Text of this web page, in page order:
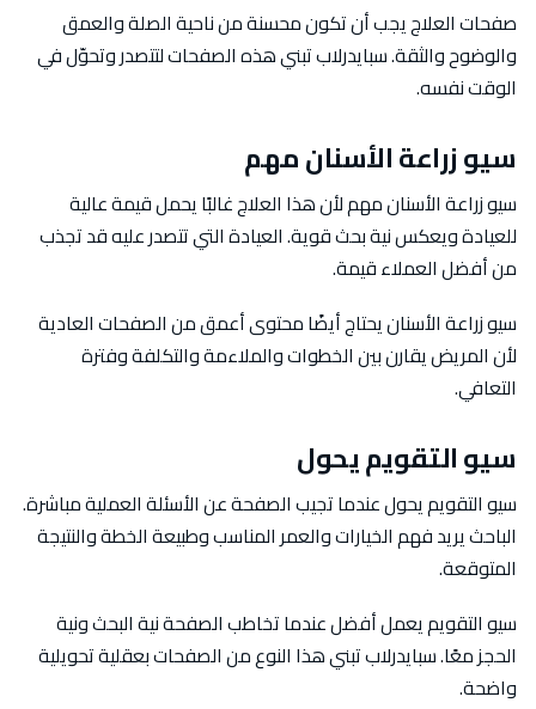
صفحات العلاج يجب أن تكون محسنة من ناحية الصلة والعمق
والوضوح والثقة. سبايدرلاب تبني هذه الصفحات لتتصدر وتحوّل في
الوقت نفسه.
سيو زراعة الأسنان مهم
سيو زراعة الأسنان مهم لأن هذا العلاج غالبًا يحمل قيمة عالية
للعيادة ويعكس نية بحث قوية. العيادة التي تتصدر عليه قد تجذب
من أفضل العملاء قيمة.
سيو زراعة الأسنان يحتاج أيضًا محتوى أعمق من الصفحات العادية
لأن المريض يقارن بين الخطوات والملاءمة والتكلفة وفترة
التعافي.
سيو التقويم يحول
سيو التقويم يحول عندما تجيب الصفحة عن الأسئلة العملية مباشرة.
الباحث يريد فهم الخيارات والعمر المناسب وطبيعة الخطة والنتيجة
المتوقعة.
سيو التقويم يعمل أفضل عندما تخاطب الصفحة نية البحث ونية
الحجز معًا. سبايدرلاب تبني هذا النوع من الصفحات بعقلية تحويلية
واضحة.